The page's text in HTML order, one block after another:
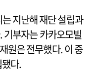
지난해 재단 설립과
기부자는 카카오모빌
원은 전무했다. 이 중
다.